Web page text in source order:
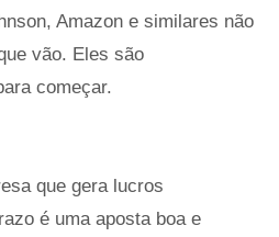
Amazon e similares não
vão. Eles são
começar.
que gera lucros
é uma aposta boa e